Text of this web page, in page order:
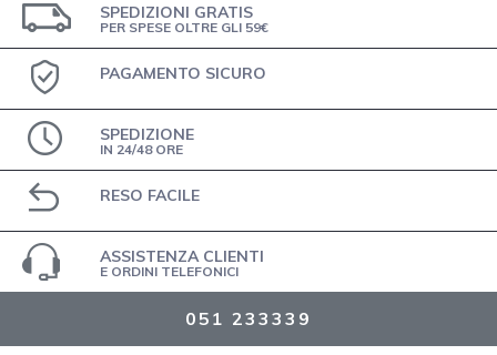
SPEDIZIONI GRATIS
PER SPESE OLTRE GLI 59€
PAGAMENTO SICURO
SPEDIZIONE
IN 24/48 ORE
RESO FACILE
ASSISTENZA CLIENTI
E ORDINI TELEFONICI
051 233339